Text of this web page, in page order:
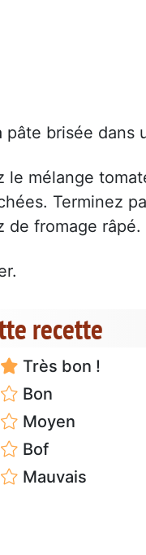
pâte brisée dans
le mélange
Terminez
de fromage râpé.
recette
Très bon !
Bon
Moyen
Bof
Mauvais